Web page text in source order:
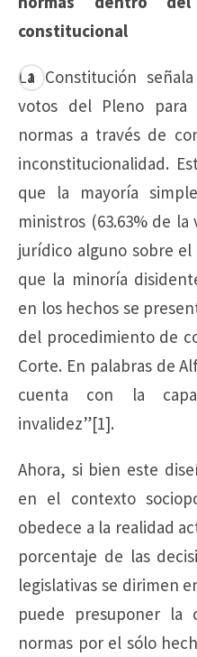
constitucional
La Constitución
votos del Pleno para
normas a través de
inconstitucionalidad.
que la mayoría
ministros (63.63% de
jurídico alguno sobre
que la minoría
en los hechos se
del procedimiento de
Corte. En palabras de
cuenta con la
invalidez”[1].
Ahora, si bien este
en el contexto
obedece a la realidad
porcentaje de las
legislativas se dirimen
puede presuponer la
normas por el sólo